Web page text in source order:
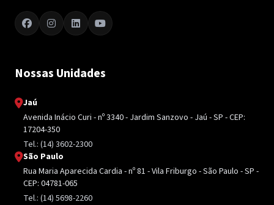
Nossas Unidades
Jaú
Avenida Inácio Curi - nº 3340 - Jardim Sanzovo - Jaú - SP - CEP:
17204-350
Tel.: (14) 3602-2300
São Paulo
Rua Maria Aparecida Cardia - nº 81 - Vila Friburgo - São Paulo - SP -
CEP: 04781-065
Tel.: (14) 5698-2260